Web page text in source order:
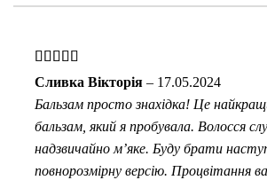
Оцінено в
5з 5
Сливка Вікторія – 17.05.2024
Бальзам просто знахідка! Це
бальзам, який я пробувала. Волосся
надзвичайно м’яке. Буду брати
повнорозмірну версію. Процвітання